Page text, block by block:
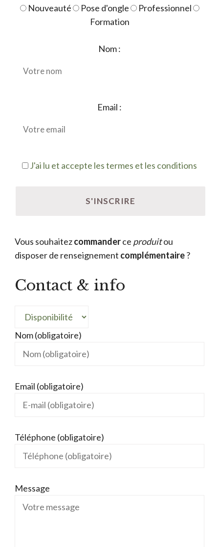
Nouveauté Pose d'ongle
Professionnel
Formation
Nom :
Email :
J'ai lu et accepte les termes et les conditions
Vous souhaitezcommanderce produitou
disposer de renseignement complémentaire?
Contact & info
Nom (obligatoire)
Email (obligatoire)
Téléphone (obligatoire)
Message